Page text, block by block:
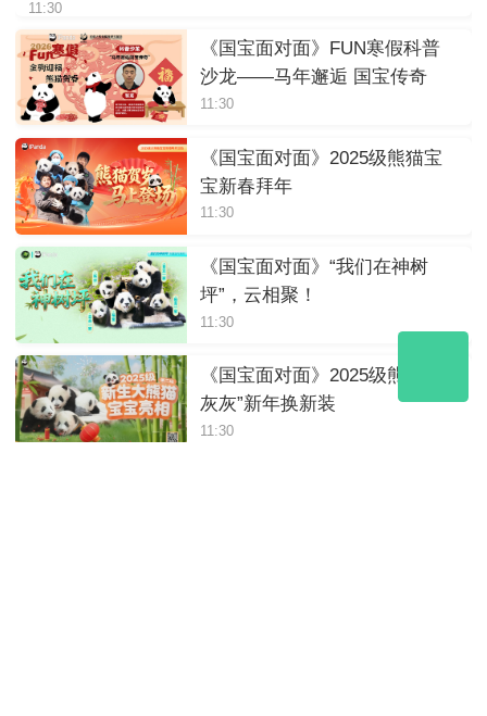
11:30
《国宝面对面》FUN寒假科普
沙龙——马年邂逅 国宝传奇
11:30
《国宝面对面》2025级熊猫宝
宝新春拜年
11:30
《国宝面对面》“我们在神树
坪”，云相聚！
11:30
《国宝面对面》2025级熊猫“小
灰灰”新年换新装
11:30